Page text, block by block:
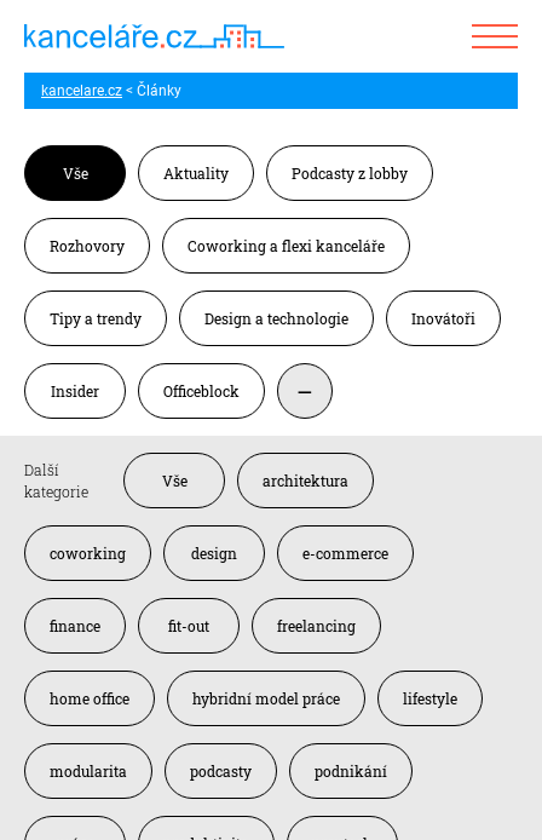
kancelare.cz Články
Vše Aktuality Podcasty z lobby
Rozhovory Coworking a flexi kanceláře
Tipy a trendy Design a technologie Inovátoři
Insider Officeblock
Další
kategorie
Vše architektura
coworking design e-commerce
finance fit-out freelancing
home office hybridní model práce lifestyle
modularita podcasty podnikání